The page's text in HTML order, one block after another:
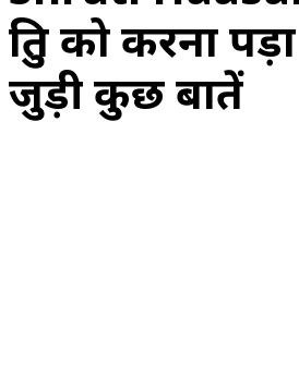
श्रुति को करना
जुड़ी कुछ बातें